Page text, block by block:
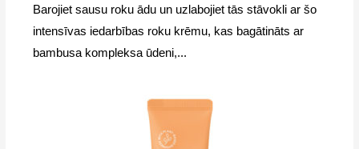
Barojiet sausu roku ādu un uzlabojiet tās stāvokli ar šo
intensīvas iedarbības roku krēmu, kas bagātināts ar
bambusa kompleksa ūdeni,...